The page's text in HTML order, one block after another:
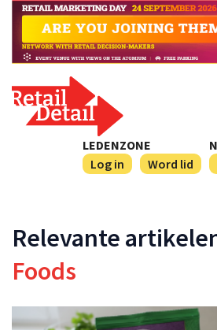
LEDENZONE
Log in
Word lid
Relevante
Foods